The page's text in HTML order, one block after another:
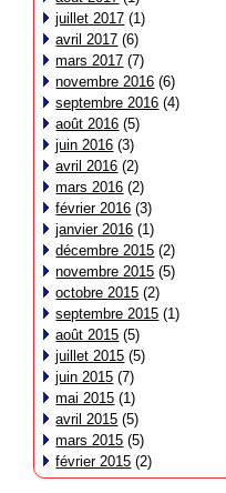
juillet 2017 (1)
avril 2017 (6)
mars 2017 (7)
novembre 2016 (6)
septembre 2016 (4)
août 2016 (5)
juin 2016 (3)
avril 2016 (2)
mars 2016 (2)
février 2016 (3)
janvier 2016 (1)
décembre 2015 (2)
novembre 2015 (5)
octobre 2015 (2)
septembre 2015 (1)
août 2015 (5)
juillet 2015 (5)
juin 2015 (7)
mai 2015 (1)
avril 2015 (5)
mars 2015 (5)
février 2015 (2)